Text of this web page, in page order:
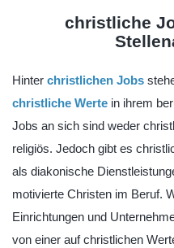
christliche
Hinter christlichen Jobs
christliche Werte in ihrem
Jobs an sich sind weder
religiös. Jedoch gibt es
als diakonische
motivierte Christen im Beruf.
Einrichtungen und
von einer auf christlichen